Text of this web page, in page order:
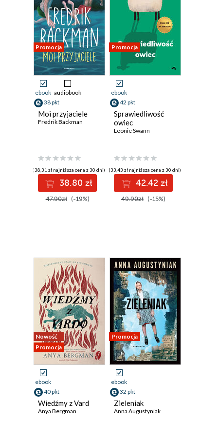
Promocja
ebook audiobook
38 pkt
Moi przyjaciele
Fredrik Backman
(38,31 zł najniższa cena z 30 dni)
38.80 zł
47.90zł (-19%)
Promocja
ebook
42 pkt
Sprawiedliwość
owiec
Leonie Swann
(33,43 zł najniższa cena z 30 dni)
42.42 zł
49.90zł (-15%)
Nowość
Promocja
ebook
40 pkt
Wiedźmy z Vard
Anya Bergman
Promocja
ebook
32 pkt
Zieleniak
Anna Augustyniak